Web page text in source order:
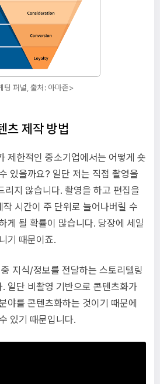
팅 퍼널, 출처: 아마존>
츠 제작 방법
제한적인 중소기업에서는 어떻게 숏
있을까요? 일단 저는 직접 촬영을
리지 않습니다. 촬영을 하고 편집을
시간이 주 단위로 늘어나버릴 수
게 될 확률이 많습니다. 당장에 세일
기 때문이죠.
지식/정보를 전달하는 스토리텔링
일단 비촬영 기반으로 콘텐츠화가
야를 콘텐츠화하는 것이기 때문에
있기 때문입니다.